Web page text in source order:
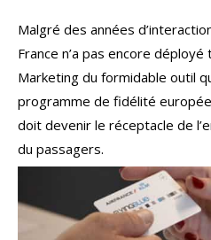
Malgré des années
France n’a pas encore
Marketing du formidable outil
programme de fidélité
doit devenir le réceptacle de
du passagers.